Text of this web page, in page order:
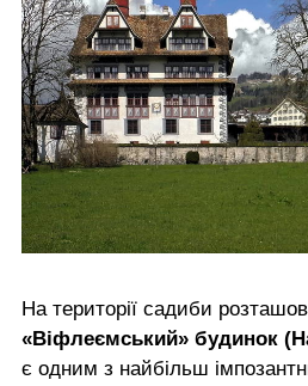
На території садиби
«Віфлеємський» будинок
є одним з найбільш